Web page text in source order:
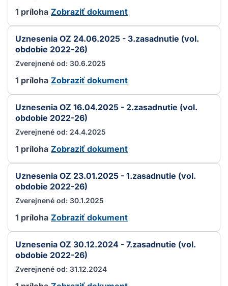
1 príloha Zobraziť dokument
Uznesenia OZ 24.06.2025 - 3.zasadnutie (vol.
obdobie 2022-26)
Zverejnené od: 30.6.2025
1 príloha Zobraziť dokument
Uznesenia OZ 16.04.2025 - 2.zasadnutie (vol.
obdobie 2022-26)
Zverejnené od: 24.4.2025
1 príloha Zobraziť dokument
Uznesenia OZ 23.01.2025 - 1.zasadnutie (vol.
obdobie 2022-26)
Zverejnené od: 30.1.2025
1 príloha Zobraziť dokument
Uznesenia OZ 30.12.2024 - 7.zasadnutie (vol.
obdobie 2022-26)
Zverejnené od: 31.12.2024